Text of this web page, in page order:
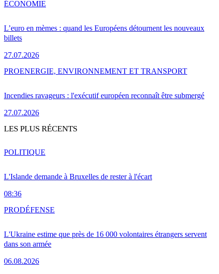
L’euro en mèmes : quand les Européens détournent les nouveaux
billets
27.07.2026
ÉCONOMIE
Incendies ravageurs : l'exécutif européen reconnaît être submergé
27.07.2026
PROENERGIE, ENVIRONNEMENT ET TRANSPORT
LES PLUS RÉCENTS
L'Islande demande à Bruxelles de rester à l'écart
08:36
POLITIQUE
L'Ukraine estime que près de 16 000 volontaires étrangers servent
dans son armée
06.08.2026
PRODÉFENSE